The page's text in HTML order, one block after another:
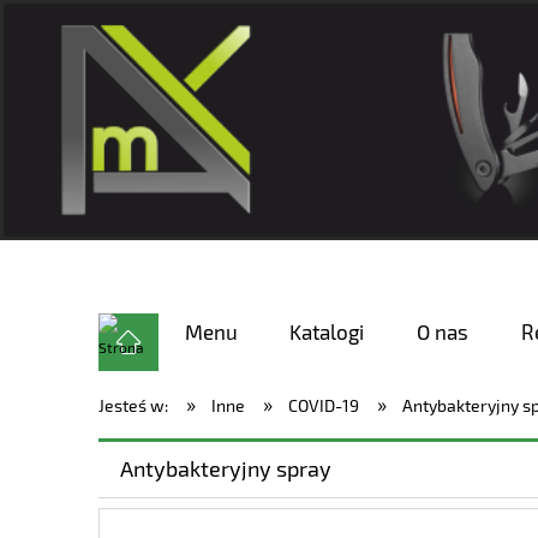
Menu Katalogi O nas
Jesteś w: » Inne » COVID-19 » Antybakteryjny
Antybakteryjny spray